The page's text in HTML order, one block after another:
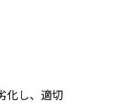
化し、適切